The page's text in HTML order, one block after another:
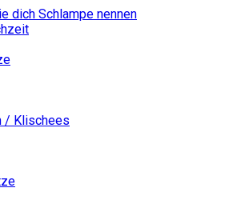
dich Schlampe nennen
/ Klischees